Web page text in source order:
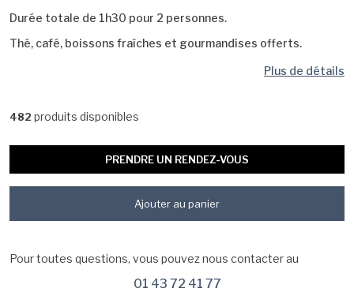
Durée totale de 1h30 pour 2 personnes.
Thé, café, boissons fraîches et gourmandises offerts.
Plus de détails
482 produits disponibles
PRENDRE UN RENDEZ-VOUS
Ajouter au panier
Pour toutes questions, vous pouvez nous contacter au
01 43 72 41 77